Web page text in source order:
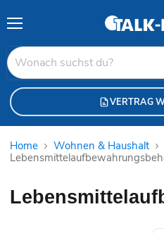
VERTRAG
Home
Wohnen & Haushalt